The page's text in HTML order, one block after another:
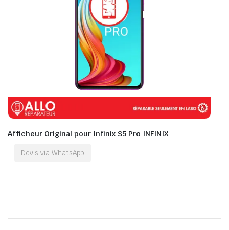
Afficheur Original pour Infinix S5 Pro INFINIX
Devis via WhatsApp